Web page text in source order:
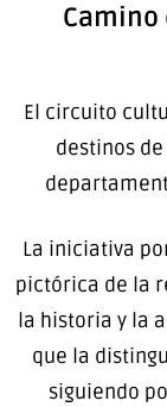
Camino
El circuito
destinos
La iniciativa
pictórica de la
la historia y la
que la
siguiendo